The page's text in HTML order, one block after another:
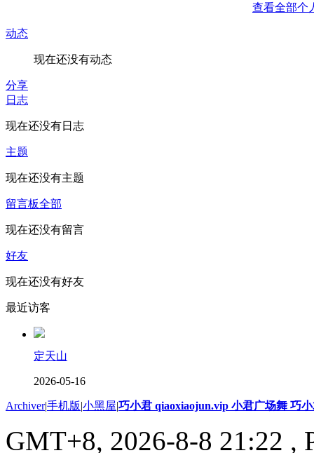
查看全部个
动态
现在还没有动态
分享
日志
现在还没有日志
主题
现在还没有主题
留言板全部
现在还没有留言
好友
现在还没有好友
最近访客
定天山
2026-05-16
Archiver|手机版|小黑屋|巧小君 qiaoxiaojun.vip 小君广场舞 巧
GMT+8, 2026-8-8 21:22 ,